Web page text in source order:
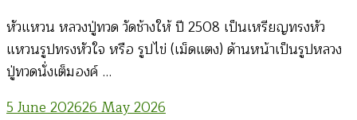
หัวแหวน หลวงปู่ทวด วัดช้างให้ ปี 2508 เป็นเหรียญทรงหัว
แหวนรูปทรงหัวใจ หรือ รูปไข่ (เม็ดแตง) ด้านหน้าเป็นรูปหลวง
ปู่ทวดนั่งเต็มองค์ …
5 June 202626 May 2026